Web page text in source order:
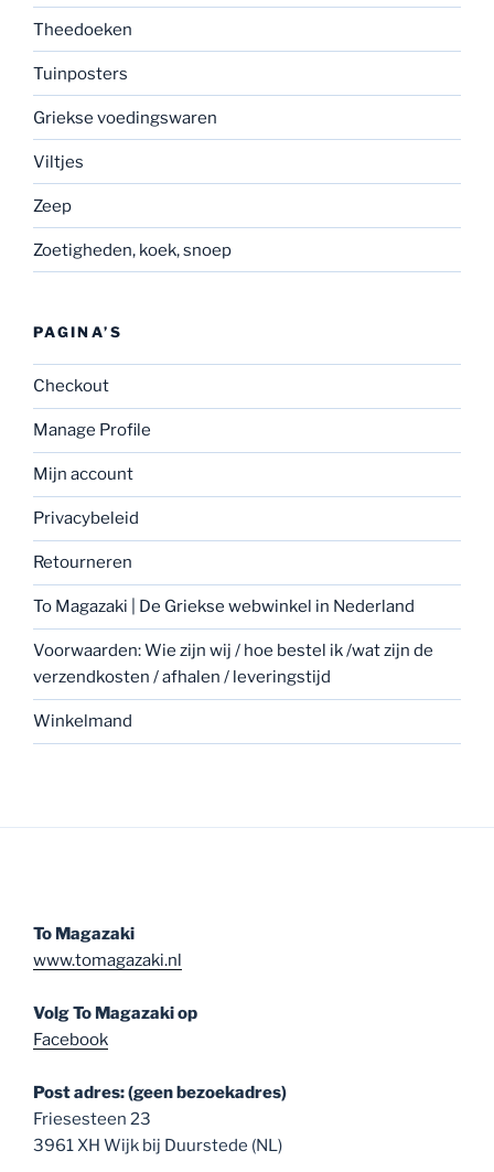
Theedoeken
Tuinposters
Griekse voedingswaren
Viltjes
Zeep
Zoetigheden, koek, snoep
PAGINA’S
Checkout
Manage Profile
Mijn account
Privacybeleid
Retourneren
To Magazaki | De Griekse webwinkel in Nederland
Voorwaarden: Wie zijn wij / hoe bestel ik /wat zijn de
verzendkosten / afhalen / leveringstijd
Winkelmand
To Magazaki
www.tomagazaki.nl
Volg To Magazaki op
Facebook
Post adres: (geen bezoekadres)
Friesesteen 23
3961 XH Wijk bij Duurstede (NL)